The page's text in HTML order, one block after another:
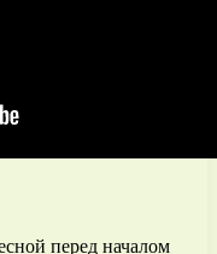
перед началом